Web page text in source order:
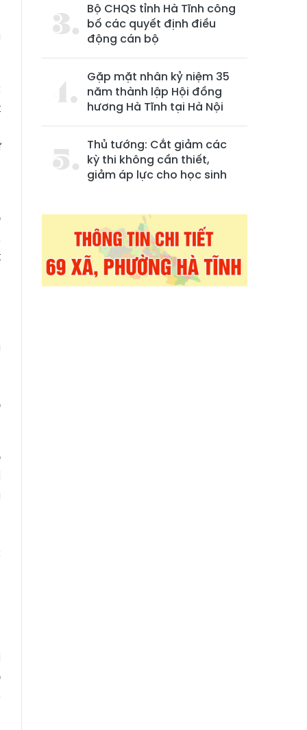
Bộ CHQS tỉnh Hà Tĩnh công
bố các quyết định điều
động cán bộ
Gặp mặt nhân kỷ niệm 35
năm thành lập Hội đồng
hương Hà Tĩnh tại Hà Nội
Thủ tướng: Cắt giảm các
kỳ thi không cần thiết,
giảm áp lực cho học sinh